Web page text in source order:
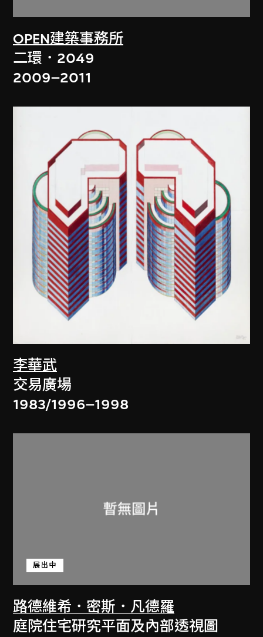
OPEN建築事務所
二環．2049
2009–2011
李華武
交易廣場
1983/1996–1998
路德維希．密斯．凡德羅
展出中
庭院住宅研究平面及內部透視圖